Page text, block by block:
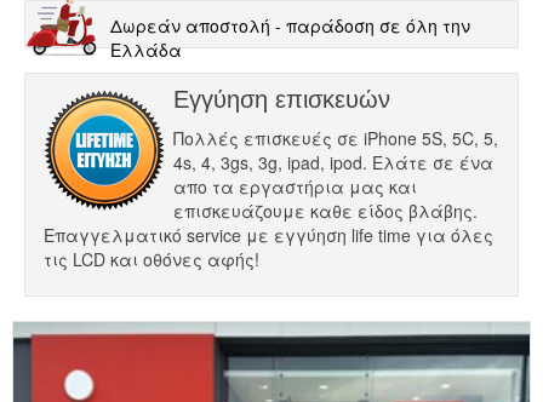
Δωρεάν αποστολή - παράδοση σε όλη την
Ελλάδα
Εγγύηση επισκευών
Πολλές επισκευές σε iPhone 5S, 5C, 5,
4s, 4, 3gs, 3g, ipad, ipod. Ελάτε σε ένα
απο τα εργαστήρια μας και
επισκευάζουμε καθε είδος βλάβης.
Επαγγελματικό service με εγγύηση life time για όλες
τις LCD και οθόνες αφής!